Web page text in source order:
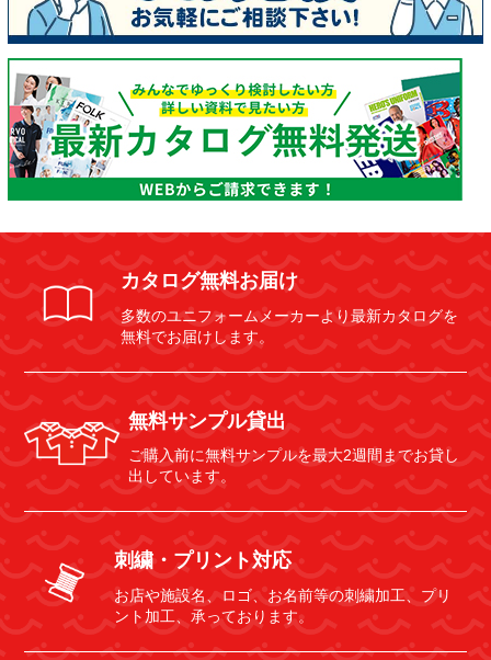
カタログ無料お届け
多数のユニフォームメーカーより最新カタログを
無料でお届けします。
無料サンプル貸出
ご購入前に無料サンプルを最大2週間までお貸し
出しています。
刺繍・プリント対応
お店や施設名、ロゴ、お名前等の刺繍加工、プリ
ント加工、承っております。